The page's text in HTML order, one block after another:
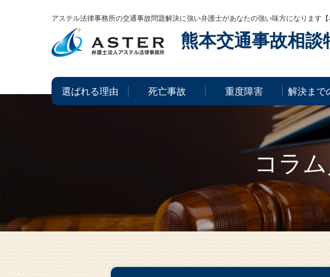
アステル法律事務所の交通事故問題解決に強い弁護士があなたの強い味方になります【
熊本交通事故相談
選ばれる理由 死亡事故 重度障害 解決まで
コラ